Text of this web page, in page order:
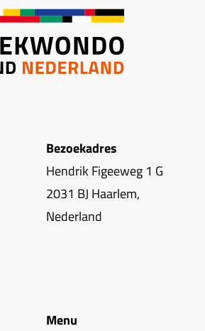
Bezoekadres
Hendrik Figeeweg 1 G
2031 BJ Haarlem,
Nederland
Menu